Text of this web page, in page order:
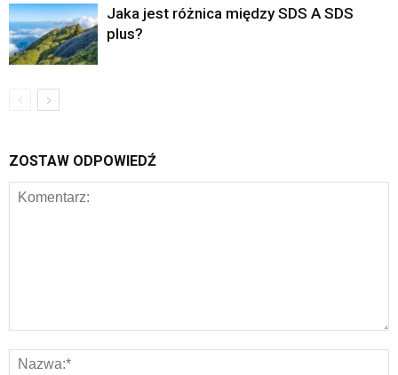
Jaka jest różnica między SDS A SDS
plus?
ZOSTAW ODPOWIEDŹ